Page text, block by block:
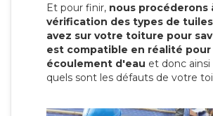
Et pour finir, nous procéderons
vérification des types de
avez sur votre toiture pour
est compatible en réalité pour
écoulement d'eau et donc ainsi
quels sont les défauts de votre